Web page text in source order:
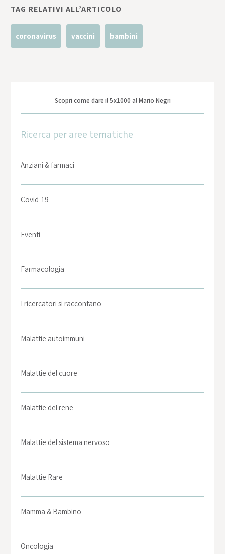
TAG RELATIVI ALL’ARTICOLO
coronavirus vaccini bambini
Scopri come dare il 5x1000 al Mario Negri
Ricerca per aree tematiche
Anziani & farmaci
Covid-19
Eventi
Farmacologia
I ricercatori si raccontano
Malattie autoimmuni
Malattie del cuore
Malattie del rene
Malattie del sistema nervoso
Malattie Rare
Mamma & Bambino
Oncologia